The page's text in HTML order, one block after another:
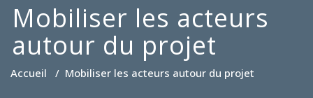
Mobiliser les acteurs
autour du projet
Accueil / Mobiliser les acteurs autour du projet